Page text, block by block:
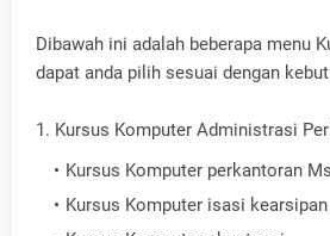
Dibawah ini adalah beberapa menu
dapat anda pilih sesuai dengan
1. Kursus Komputer Administrasi
Kursus Komputer perkantoran
Kursus Komputer isasi kearsipan